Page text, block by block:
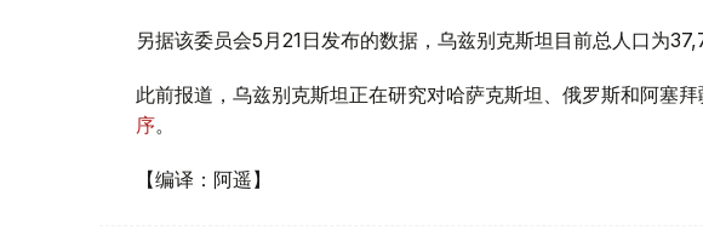
另据该委员会5月21日发布的数据，乌兹别克斯坦目前总人口为
此前报道，乌兹别克斯坦正在研究对哈萨克斯坦、俄罗斯和阿塞
序。
【编译：阿遥】